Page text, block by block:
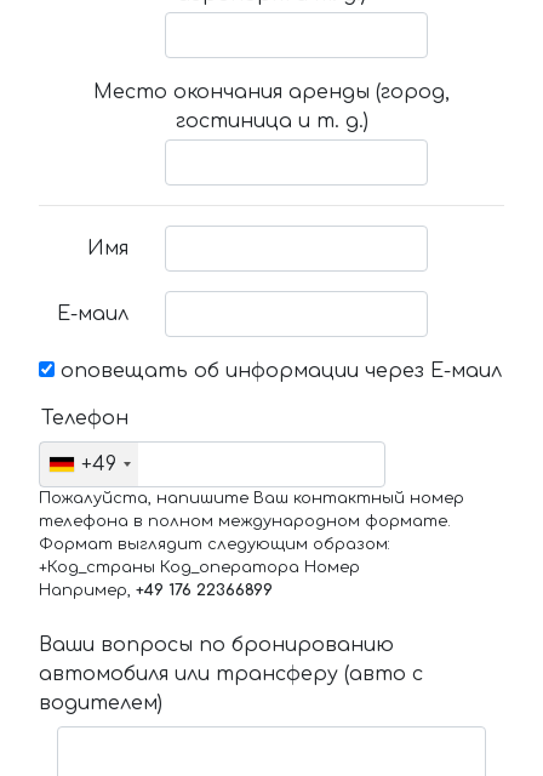
Место окончания аренды (город,
гостиница и т. д.)
Имя
Е-маил
оповещать об информации через Е-маил
Телефон
+49
Пожалуйста, напишите Ваш контактный номер
телефона в полном международном формате.
Формат выглядит следующим образом:
+Код_страны Код_оператора Номер
Например, +49 176 22366899
Ваши вопросы по бронированию
автомобиля или трансферу (авто с
водителем)